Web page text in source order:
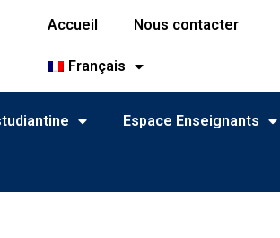
Accueil Nous contacter
Français
Espace Enseignants